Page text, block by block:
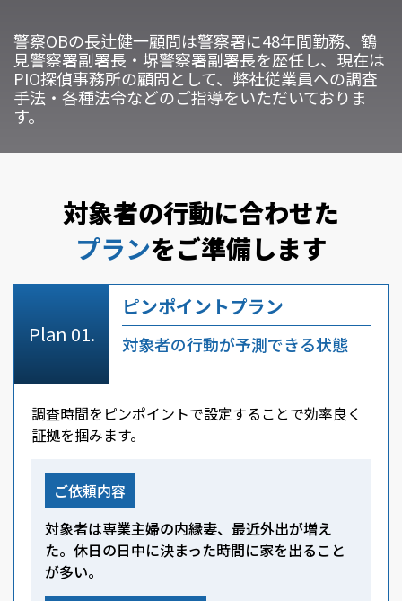
警察OBの長辻健一顧問は警察署に48年間勤務、鶴
見警察署副署長・堺警察署副署長を歴任し、現在は
PIO探偵事務所の顧問として、弊社従業員への調査
手法・各種法令などのご指導をいただいておりま
す。
対象者の行動に合わせた
プランをご準備します
ピンポイントプラン
対象者の行動が予測できる状態
調査時間をピンポイントで設定することで効率良く
証拠を掴みます。
ご依頼内容
対象者は専業主婦の内縁妻、最近外出が増え
た。休日の日中に決まった時間に家を出ること
が多い。